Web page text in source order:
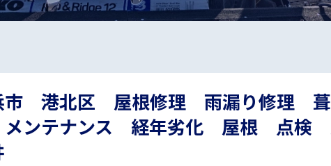
市 港北区 屋根修理 雨漏り修理
ンテナンス 経年劣化 屋根 点